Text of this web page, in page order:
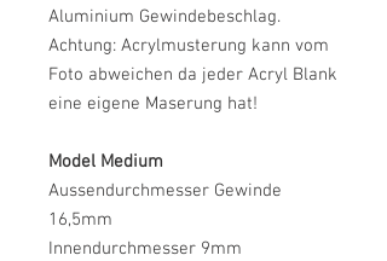
Aluminium Gewindebeschlag.
Achtung: Acrylmusterung kann vom
Foto abweichen da jeder Acryl Blank
eine eigene Maserung hat!
Model Medium
Aussendurchmesser Gewinde
16,5mm
Innendurchmesser 9mm